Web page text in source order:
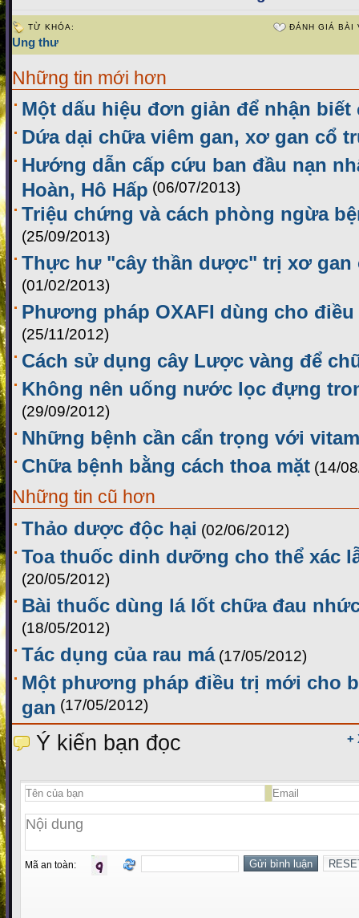
TỪ KHÓA:
Ung thư
ĐÁNH GIÁ BÀI
Những tin mới hơn
Một dấu hiệu đơn giản để nhận biết
Dứa dại chữa viêm gan, xơ gan cổ
Hướng dẫn cấp cứu ban đầu nạn
Hoàn, Hô Hấp (06/07/2013)
Triệu chứng và cách phòng ngừa
(25/09/2013)
Thực hư "cây thần dược" trị xơ gan
(01/02/2013)
Phương pháp OXAFI dùng cho
(25/11/2012)
Cách sử dụng cây Lược vàng để
Không nên uống nước lọc đựng
(29/09/2012)
Những bệnh cần cẩn trọng với
Chữa bệnh bằng cách thoa mặt (14/
Những tin cũ hơn
Thảo dược độc hại (02/06/2012)
Toa thuốc dinh dưỡng cho thể xác
(20/05/2012)
Bài thuốc dùng lá lốt chữa đau
(18/05/2012)
Tác dụng của rau má (17/05/2012)
Một phương pháp điều trị mới cho
gan (17/05/2012)
+
Ý kiến bạn đọc
Mã an toàn: